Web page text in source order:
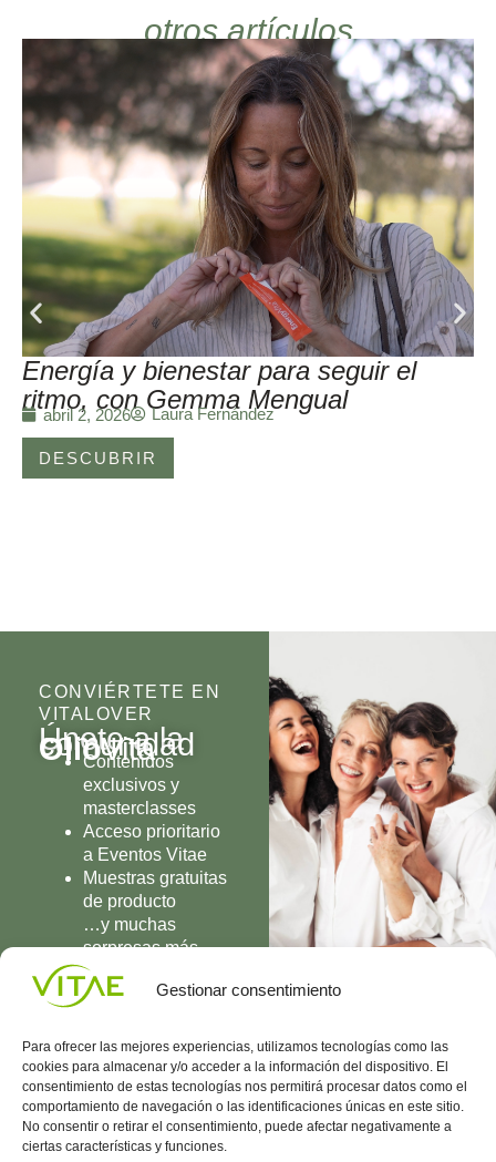
Gestionar consentimiento
Para ofrecer las mejores experiencias, utilizamos tecnologías como las
cookies para almacenar y/o acceder a la información del dispositivo. El
consentimiento de estas tecnologías nos permitirá procesar datos como el
comportamiento de navegación o las identificaciones únicas en este sitio.
No consentir o retirar el consentimiento, puede afectar negativamente a
ciertas características y funciones.
otros artículos
Energía y bienestar para seguir el
ritmo, con Gemma Mengual
abril 2, 2026 Laura Fernández
DESCUBRIR
CONVIÉRTETE EN
VITALOVER
Únete a la
comunidad
OlioVita
Contenidos
exclusivos y
masterclasses
Acceso prioritario
a Eventos Vitae
Muestras gratuitas
de producto
…y muchas
sorpresas más
UNIRME
Conocenos
Vitae
Política
de
(+34)
935